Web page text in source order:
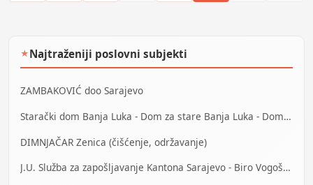
★Najtraženiji poslovni subjekti
ZAMBAKOVIĆ doo Sarajevo
Starački dom Banja Luka - Dom za stare Banja Luka - Dom za stara lica Banjaluka
DIMNJAČAR Zenica (čišćenje, održavanje)
J.U. Služba za zapošljavanje Kantona Sarajevo - Biro Vogošća